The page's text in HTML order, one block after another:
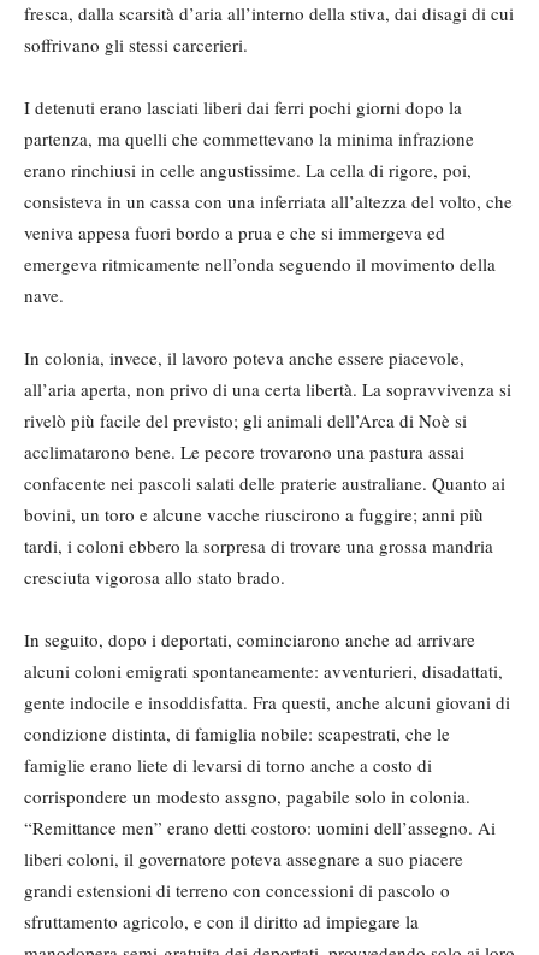
fresca, dalla scarsità d’aria all’interno della stiva, dai disagi di cui
soffrivano gli stessi carcerieri.
I detenuti erano lasciati liberi dai ferri pochi giorni dopo la
partenza, ma quelli che commettevano la minima infrazione
erano rinchiusi in celle angustissime. La cella di rigore, poi,
consisteva in un cassa con una inferriata all’altezza del volto, che
veniva appesa fuori bordo a prua e che si immergeva ed
emergeva ritmicamente nell’onda seguendo il movimento della
nave.
In colonia, invece, il lavoro poteva anche essere piacevole,
all’aria aperta, non privo di una certa libertà. La sopravvivenza si
rivelò più facile del previsto; gli animali dell’Arca di Noè si
acclimatarono bene. Le pecore trovarono una pastura assai
confacente nei pascoli salati delle praterie australiane. Quanto ai
bovini, un toro e alcune vacche riuscirono a fuggire; anni più
tardi, i coloni ebbero la sorpresa di trovare una grossa mandria
cresciuta vigorosa allo stato brado.
In seguito, dopo i deportati, cominciarono anche ad arrivare
alcuni coloni emigrati spontaneamente: avventurieri, disadattati,
gente indocile e insoddisfatta. Fra questi, anche alcuni giovani di
condizione distinta, di famiglia nobile: scapestrati, che le
famiglie erano liete di levarsi di torno anche a costo di
corrispondere un modesto assgno, pagabile solo in colonia.
“Remittance men” erano detti costoro: uomini dell’assegno. Ai
liberi coloni, il governatore poteva assegnare a suo piacere
grandi estensioni di terreno con concessioni di pascolo o
sfruttamento agricolo, e con il diritto ad impiegare la